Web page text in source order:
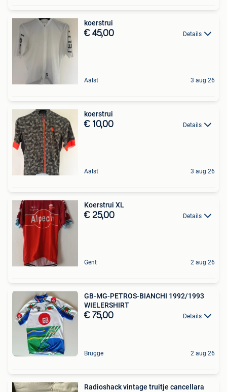
koerstrui
€ 45,00 Details
Aalst 3 aug 26
koerstrui
€ 10,00 Details
Aalst 3 aug 26
Koerstrui XL
€ 25,00 Details
Gent 2 aug 26
GB-MG-PETROS-BIANCHI 1992/1993
WIELERSHIRT
€ 75,00 Details
Brugge 2 aug 26
Radioshack vintage truitje cancellara